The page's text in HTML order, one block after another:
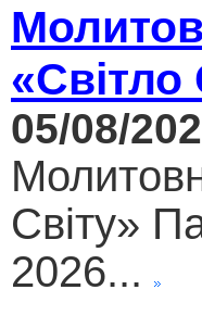
«Світло
05/08/
Світу»
2026...